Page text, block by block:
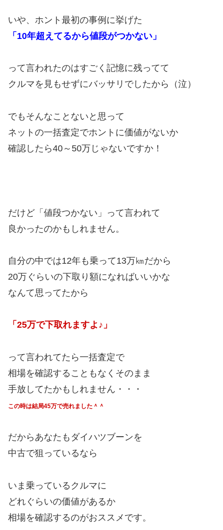
いや、ホント最初の事例に挙げた
「10年超えてるから値段がつかない」
って言われたのはすごく記憶に残ってて
クルマを見もせずにバッサリでしたから（泣）
でもそんなことないと思って
ネットの一括査定でホントに価値がないか
確認したら40～50万じゃないですか！
だけど「値段つかない」って言われて
良かったのかもしれません。
自分の中では12年も乗って13万㎞だから
20万ぐらいの下取り額になればいいかな
なんて思ってたから
「25万で下取れますよ♪」
って言われてたら一括査定で
相場を確認することもなくそのまま
手放してたかもしれません・・・
この時は結局45万で売れました＾＾
だからあなたもダイハツブーンを
中古で狙っているなら
いま乗っているクルマに
どれぐらいの価値があるか
相場を確認するのがおススメです。